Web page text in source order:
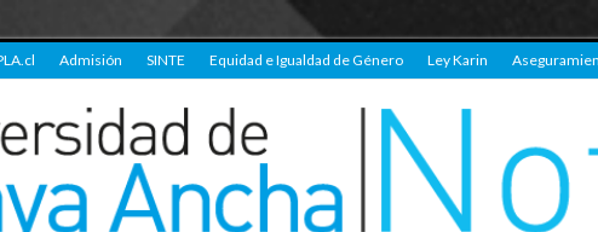
Admisión SINTE Equidad e Igualdad de Género Ley Karin